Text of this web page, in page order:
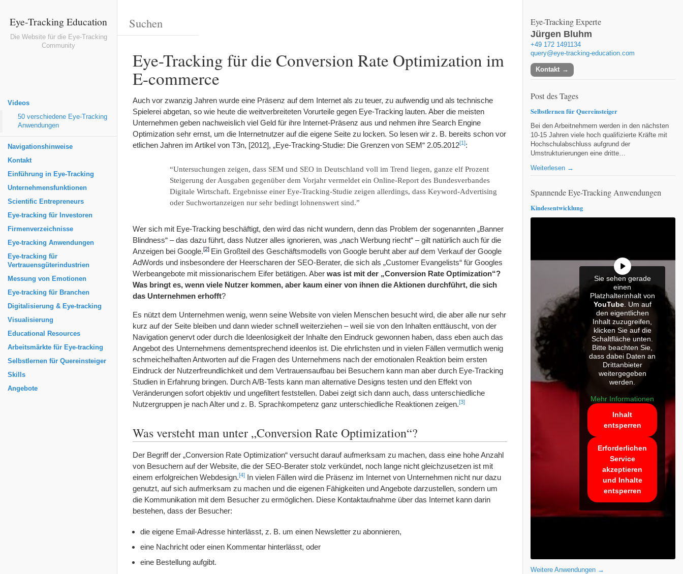
Eye-Tracking Education
Die Website für die Eye-Tracking
Community
Videos
50 verschiedene Eye-Tracking
Anwendungen
Navigationshinweise
Kontakt
Einführung in Eye-Tracking
Unternehmensfunktionen
Scientific Entrepreneurs
Eye-tracking für Investoren
Firmenverzeichnisse
Eye-tracking Anwendungen
Eye-tracking für
Vertrauensgüterindustrien
Messung von Emotionen
Eye-tracking für Branchen
Digitalisierung & Eye-tracking
Visualisierung
Educational Resources
Arbeitsmärkte für Eye-tracking
Selbstlernen für Quereinsteiger
Skills
Angebote
Eye-Tracking für die Conversion Rate Optimization im
E-commerce
Auch vor zwanzig Jahren wurde eine Präsenz auf dem Internet als zu teuer, zu aufwendig und als technische
Spielerei abgetan, so wie heute die weitverbreiteten Vorurteile gegen Eye-Tracking lauten. Aber die meisten
Unternehmen geben nachweislich viel Geld für ihre Internet-Präsenz aus und nehmen ihre Search Engine
Optimization sehr ernst, um die Internetnutzer auf die eigene Seite zu locken. So lesen wir z. B. bereits schon vor
etlichen Jahren im Artikel von T3n, [2012], „Eye-Tracking-Studie: Die Grenzen von SEM“ 2.05.2012[1]:
“Untersuchungen zeigen, dass SEM und SEO in Deutschland voll im Trend liegen, ganze elf Prozent
Steigerung der Ausgaben gegenüber dem Vorjahr vermeldet ein Online-Report des Bundesverbandes
Digitale Wirtschaft. Ergebnisse einer Eye-Tracking-Studie zeigen allerdings, dass Keyword-Advertising
oder Suchwortanzeigen nur sehr bedingt lohnenswert sind.”
Wer sich mit Eye-Tracking beschäftigt, den wird das nicht wundern, denn das Problem der sogenannten „Banner
Blindness“ – das dazu führt, dass Nutzer alles ignorieren, was „nach Werbung riecht“ – gilt natürlich auch für die
Anzeigen bei Google.[2] Ein Großteil des Geschäftsmodells von Google beruht aber auf dem Verkauf der Google
AdWords und insbesondere der Heerscharen der SEO-Berater, die sich als „Customer Evangelists“ für Googles
Werbeangebote mit missionarischem Eifer betätigen. Aber was ist mit der „Conversion Rate Optimization“?
Was bringt es, wenn viele Nutzer kommen, aber kaum einer von ihnen die Aktionen durchführt, die sich
das Unternehmen erhofft?
Es nützt dem Unternehmen wenig, wenn seine Website von vielen Menschen besucht wird, die aber alle nur sehr
kurz auf der Seite bleiben und dann wieder schnell weiterziehen – weil sie von den Inhalten enttäuscht, von der
Navigation genervt oder durch die Ideenlosigkeit der Inhalte den Eindruck gewonnen haben, dass eben auch das
Angebot des Unternehmens dementsprechend ideenlos ist. Die ehrlichsten und in vielen Fällen vermutlich wenig
schmeichelhaften Antworten auf die Fragen des Unternehmens nach der emotionalen Reaktion beim ersten
Eindruck der Nutzerfreundlichkeit und dem Vertrauensaufbau bei Besuchern kann man aber durch Eye-Tracking
Studien in Erfahrung bringen. Durch A/B-Tests kann man alternative Designs testen und den Effekt von
Veränderungen sofort objektiv und ungefiltert feststellen. Dabei zeigt sich dann auch, dass unterschiedliche
Nutzergruppen je nach Alter und z. B. Sprachkompetenz ganz unterschiedliche Reaktionen zeigen.[3]
Was versteht man unter „Conversion Rate Optimization“?
Der Begriff der „Conversion Rate Optimization“ versucht darauf aufmerksam zu machen, dass eine hohe Anzahl
von Besuchern auf der Website, die der SEO-Berater stolz verkündet, noch lange nicht gleichzusetzen ist mit
einem erfolgreichen Webdesign.[4] In vielen Fällen wird die Präsenz im Internet von Unternehmen nicht nur dazu
genutzt, auf sich aufmerksam zu machen und die eigenen Fähigkeiten und Angebote darzustellen, sondern um
die Kommunikation mit dem Besucher zu ermöglichen. Diese Kontaktaufnahme über das Internet kann darin
bestehen, dass der Besucher:
die eigene Email-Adresse hinterlässt, z. B. um einen Newsletter zu abonnieren,
eine Nachricht oder einen Kommentar hinterlässt, oder
eine Bestellung aufgibt.
Eye-Tracking Experte
Jürgen Bluhm
+49 172 1491134
query@eye-tracking-education.com
Kontakt
Post des Tages
Selbstlernen für Quereinsteiger
Bei den Arbeitnehmern werden in den nächsten
10-15 Jahren viele hoch qualifizierte Kräfte mit
Hochschulabschluss aufgrund der
Umstrukturierungen eine dritte…
Weiterlesen →
Spannende Eye-Tracking Anwendungen
Kindesentwicklung
Sie sehen gerade
einen
Platzhalterinhalt von
YouTube. Um auf
den eigentlichen
Inhalt zuzugreifen,
klicken Sie auf die
Schaltfläche unten.
Bitte beachten Sie,
dass dabei Daten an
Drittanbieter
weitergegeben
werden.
Mehr Informationen
Inhalt
entsperren
Erforderlichen
Service
akzeptieren
und Inhalte
entsperren
Weitere Anwendungen →